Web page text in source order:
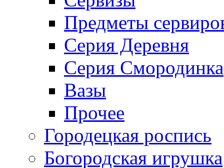
Предметы
Серия Деревня
Серия Смородинка
Вазы
Прочее
Городецкая роспись
Богородская игрушка